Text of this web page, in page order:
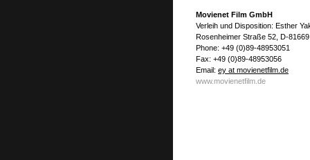
Movienet Film GmbH
Verleih und Disposition: Esther
Rosenheimer Straße 52, D-
Phone: +49 (0)89-48953051
Fax: +49 (0)89-48953056
Email: ey at movienetfilm.de
www.movienetfilm.de